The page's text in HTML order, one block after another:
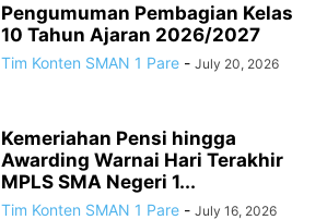
Pengumuman Pembagian Kelas
10 Tahun Ajaran 2026/2027
Tim Konten SMAN 1 Pare - July 20, 2026
Kemeriahan Pensi hingga
Awarding Warnai Hari Terakhir
MPLS SMA Negeri 1...
Tim Konten SMAN 1 Pare - July 16, 2026